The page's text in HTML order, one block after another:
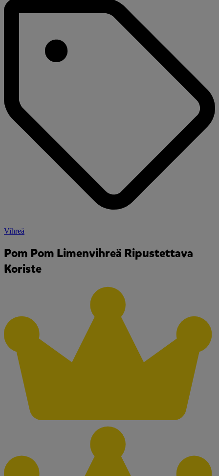
Vihreä
Pom Pom Limenvihreä Ripustettava
Koriste